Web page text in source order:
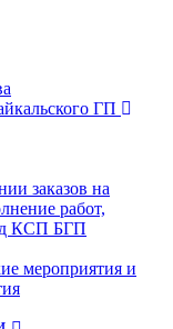
ГП
заказов на
работ,
КСП БГП
мероприятия и